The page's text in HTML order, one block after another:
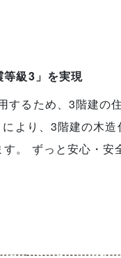
等級3」を実現
するため、3階建の
より、3階建の木
。 ずっと安心・安